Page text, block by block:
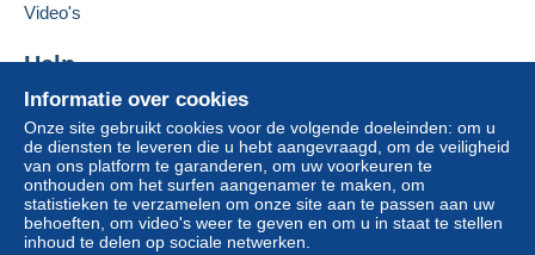
Informatie over cookies
Onze site gebruikt cookies voor de volgende doeleinden: om u
de diensten te leveren die u hebt aangevraagd, om de veiligheid
van ons platform te garanderen, om uw voorkeuren te
onthouden om het surfen aangenamer te maken, om
statistieken te verzamelen om onze site aan te passen aan uw
behoeften, om video's weer te geven en om u in staat te stellen
inhoud te delen op sociale netwerken.
Video's
Help
Hulpcentrum
Kopen op Delcampe
Verkopen op Delcampe
Een beveiligde website